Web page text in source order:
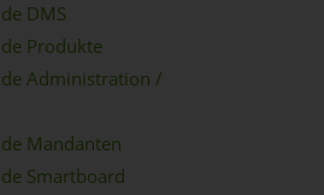
DMS
Produkte
Administration /
Mandanten
Smartboard